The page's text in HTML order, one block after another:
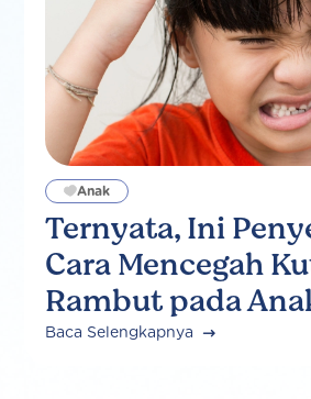
Ternyata, Ini
Cara Mencegah
Rambut pada
Anak
Baca Selengkapnya